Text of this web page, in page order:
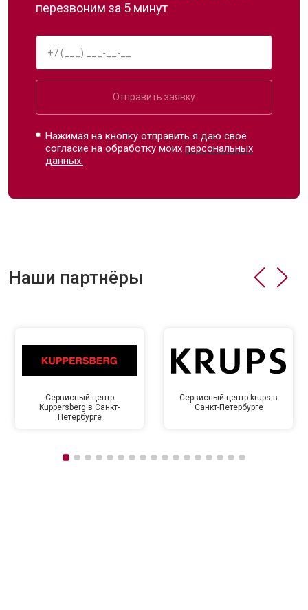
перезвоним за 5 минут
Отправить заявку
Нажимая на кнопку отправить я даю свое
согласие на обработку моихперсональных
данных.
Наши партнёры
Сервисный центр
Kuppersberg в Санкт-
Петербурге
Сервисный центр krups в
Санкт-Петербурге